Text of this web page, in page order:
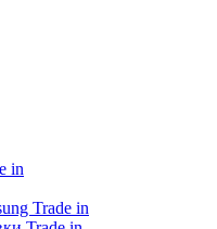
in
Trade in